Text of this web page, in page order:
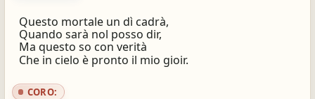
Questo mortale un dì cadrà,
Quando sarà nol posso dir,
Ma questo so con verità
Che in cielo è pronto il mio gioir.
CORO: